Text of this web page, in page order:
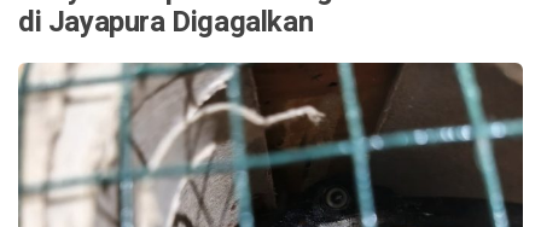
di Jayapura Digagalkan